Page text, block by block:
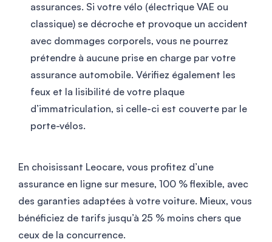
assurances. Si votre vélo (électrique VAE ou
classique) se décroche et provoque un accident
avec dommages corporels, vous ne pourrez
prétendre à aucune prise en charge par votre
assurance automobile. Vérifiez également les
feux et la lisibilité de votre plaque
d’immatriculation, si celle-ci est couverte par le
porte-vélos.
En choisissant Leocare, vous profitez d’une
assurance en ligne sur mesure, 100 % flexible, avec
des garanties adaptées à votre voiture. Mieux, vous
bénéficiez de tarifs jusqu’à 25 % moins chers que
ceux de la concurrence.